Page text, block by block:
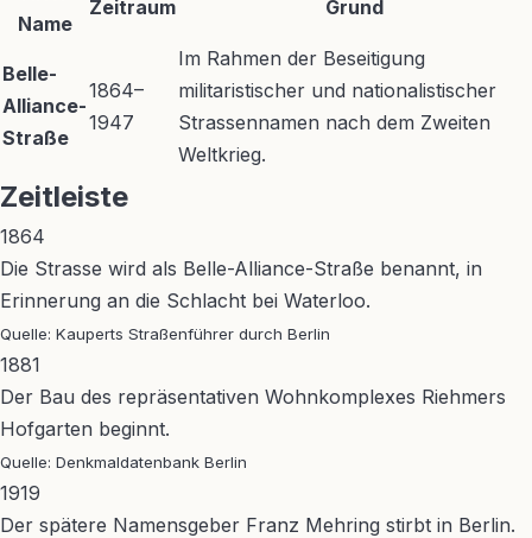
Name
Zeitraum Grund
Belle-
Alliance-
Straße
1864–
1947
Im Rahmen der Beseitigung
militaristischer und nationalistischer
Strassennamen nach dem Zweiten
Weltkrieg.
Zeitleiste
1864
Die Strasse wird als Belle-Alliance-Straße benannt, in
Erinnerung an die Schlacht bei Waterloo.
Quelle: Kauperts Straßenführer durch Berlin
1881
Der Bau des repräsentativen Wohnkomplexes Riehmers
Hofgarten beginnt.
Quelle: Denkmaldatenbank Berlin
1919
Der spätere Namensgeber Franz Mehring stirbt in Berlin.